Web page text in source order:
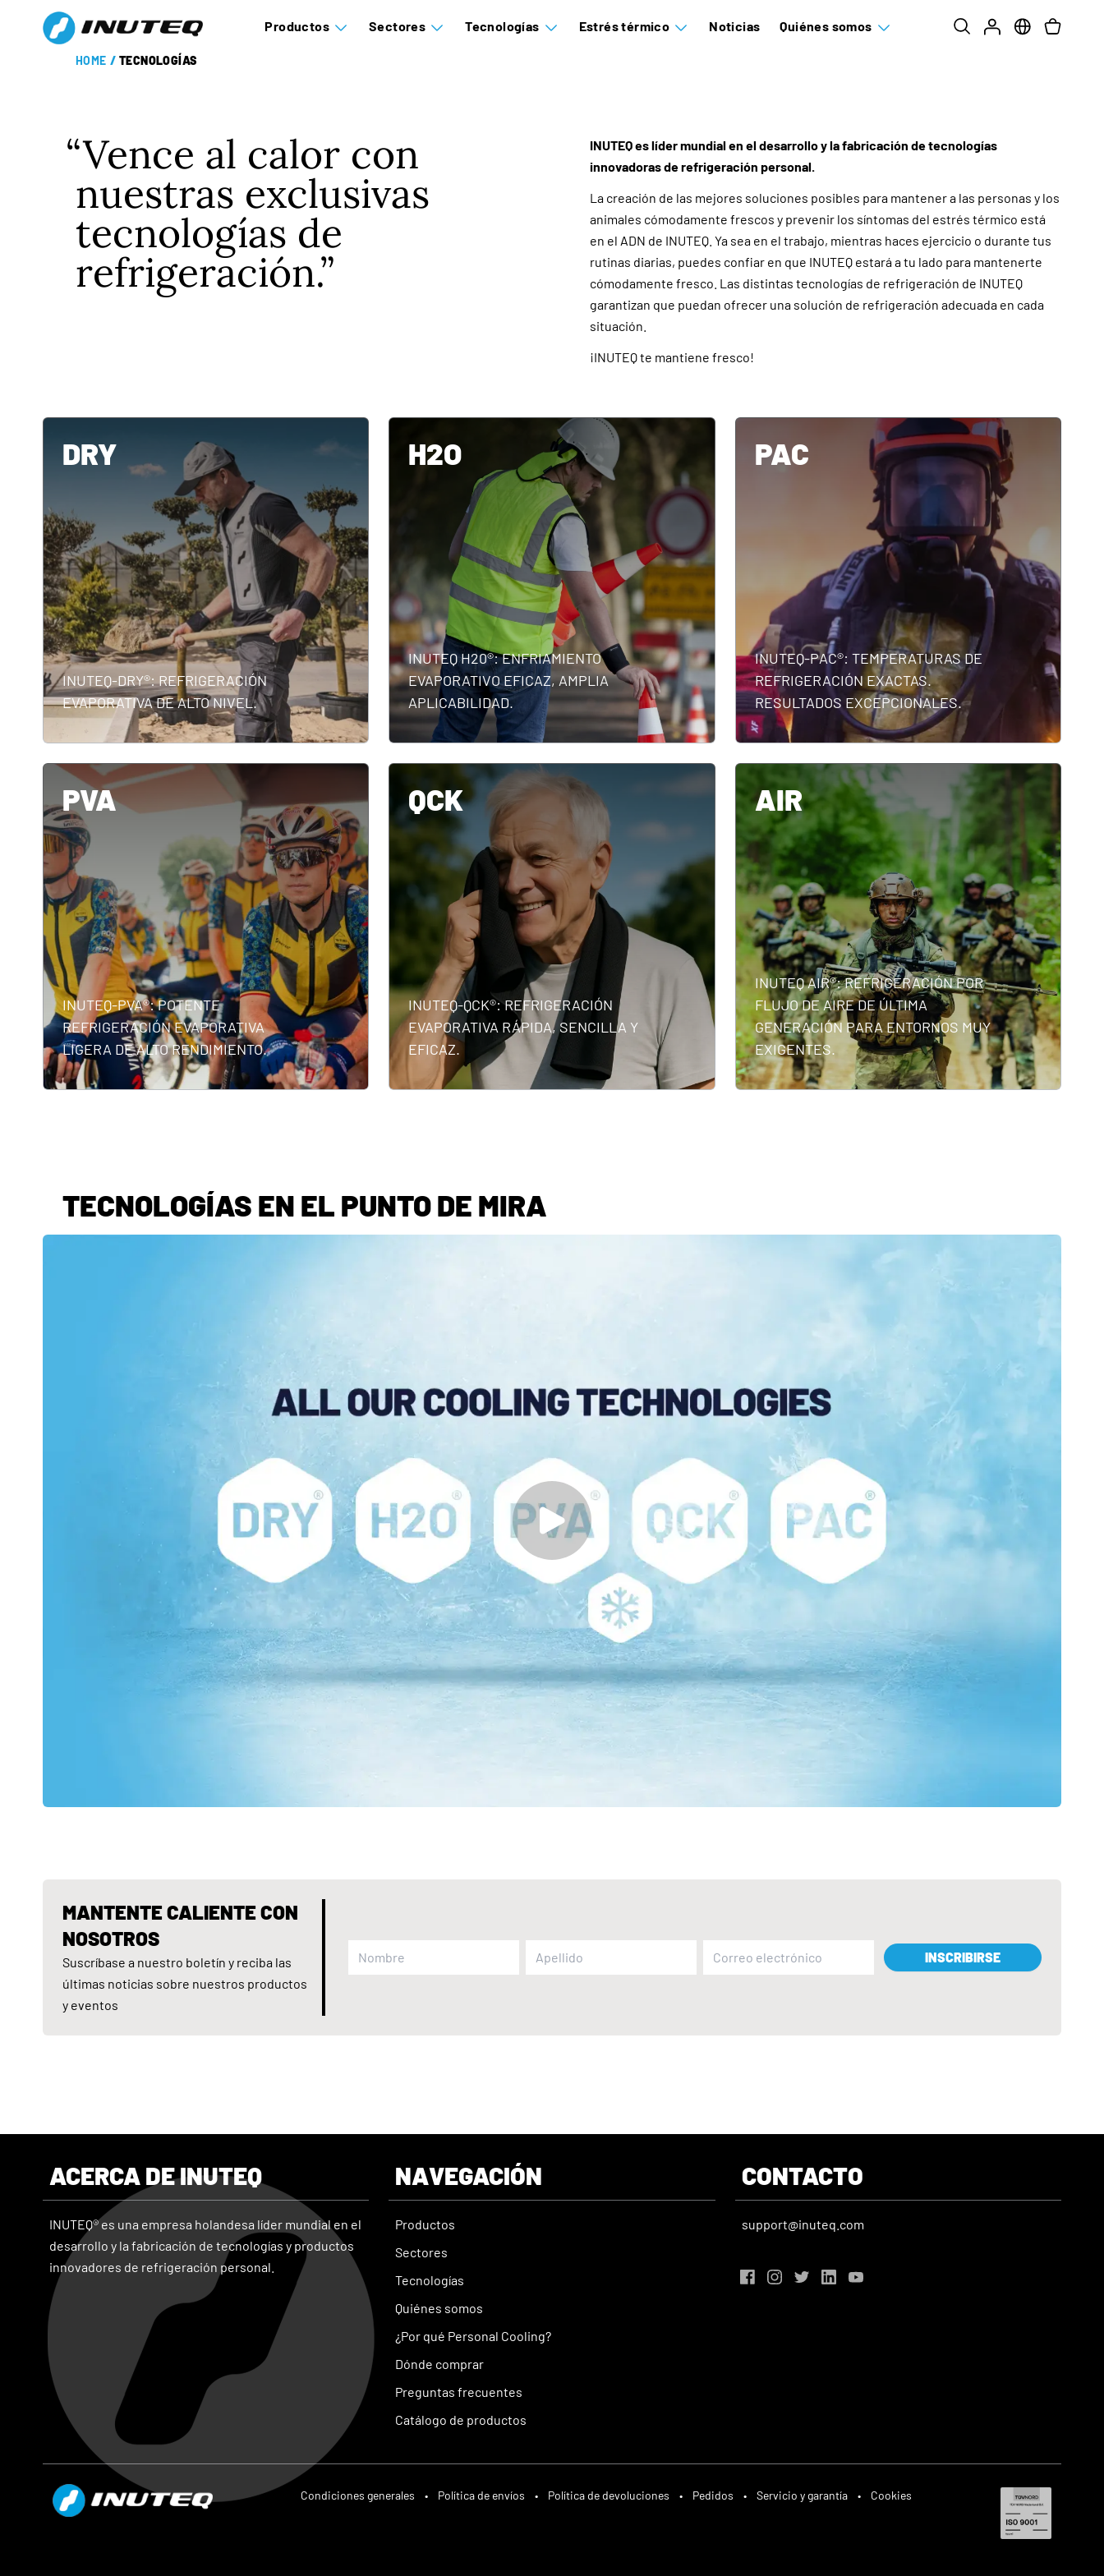
Productos Sectores Tecnologías Estrés térmico Noticias Quiénes somos
HOME / TECNOLOGÍAS
Vence al calor con
nuestras exclusivas
tecnologías de
refrigeración.
INUTEQ es líder mundial en el desarrollo y la fabricación de tecnologías
innovadoras de refrigeración personal.
La creación de las mejores soluciones posibles para mantener a las personas y los
animales cómodamente frescos y prevenir los síntomas del estrés térmico está
en el ADN de INUTEQ. Ya sea en el trabajo, mientras haces ejercicio o durante tus
rutinas diarias, puedes confiar en que INUTEQ estará a tu lado para mantenerte
cómodamente fresco. Las distintas tecnologías de refrigeración de INUTEQ
garantizan que puedan ofrecer una solución de refrigeración adecuada en cada
situación.
¡INUTEQ te mantiene fresco!
DRY
INUTEQ-DRY®: REFRIGERACIÓN
EVAPORATIVA DE ALTO NIVEL.
H2O
INUTEQ H20®: ENFRIAMIENTO
EVAPORATIVO EFICAZ, AMPLIA
APLICABILIDAD.
PAC
INUTEQ-PAC®: TEMPERATURAS DE
REFRIGERACIÓN EXACTAS.
RESULTADOS EXCEPCIONALES.
PVA
INUTEQ-PVA®: POTENTE
REFRIGERACIÓN EVAPORATIVA
LIGERA DE ALTO RENDIMIENTO.
QCK
INUTEQ-QCK®: REFRIGERACIÓN
EVAPORATIVA RÁPIDA, SENCILLA Y
EFICAZ.
AIR
INUTEQ AIR®: REFRIGERACIÓN POR
FLUJO DE AIRE DE ÚLTIMA
GENERACIÓN PARA ENTORNOS MUY
EXIGENTES.
TECNOLOGÍAS EN EL PUNTO DE MIRA
MANTENTE CALIENTE CON
NOSOTROS
Suscríbase a nuestro boletín y reciba las
últimas noticias sobre nuestros productos
y eventos
INSCRIBIRSE
ACERCA DE INUTEQ
INUTEQ® es una empresa holandesa líder mundial en el
desarrollo y la fabricación de tecnologías y productos
innovadores de refrigeración personal.
NAVEGACIÓN
Productos
Sectores
Tecnologías
Quiénes somos
¿Por qué Personal Cooling?
Dónde comprar
Preguntas frecuentes
Catálogo de productos
CONTACTO
support@inuteq.com
Condiciones generales • Política de envíos • Política de devoluciones • Pedidos • Servicio y garantía • Cookies